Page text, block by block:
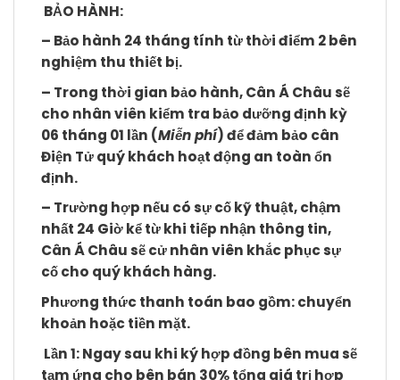
BẢO HÀNH:
– Bảo hành 24 tháng tính từ thời điểm 2 bên
nghiệm thu thiết bị.
– Trong thời gian bảo hành, Cân Á Châu sẽ
cho nhân viên kiểm tra bảo dưỡng định kỳ
06 tháng 01 lần (Miễn phí) để đảm bảo cân
Điện Tử quý khách hoạt động an toàn ổn
định.
– Trường hợp nếu có sự cố kỹ thuật, chậm
nhất 24 Giờ kể từ khi tiếp nhận thông tin,
Cân Á Châu sẽ cử nhân viên khắc phục sự
cố cho quý khách hàng.
Phương thức thanh toán bao gồm: chuyển
khoản hoặc tiền mặt.
Lần 1: Ngay sau khi ký hợp đồng bên mua sẽ
tạm ứng cho bên bán 30% tổng giá trị hợp